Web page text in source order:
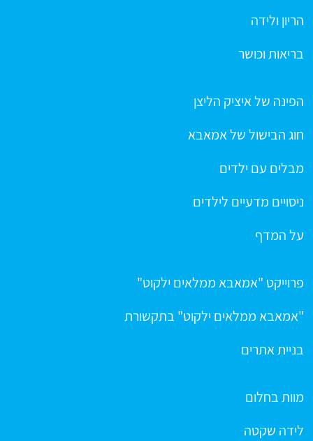
הריון ולידה
בריאות וכושר
הפינה של איציק הליצן
חוג הבישול של אמאבא
מבלים עם ילדים
ניסויים מדעיים לילדים
על המדף
פרוייקט "אמאבא ממלאים ילקוט"
"אמאבא ממלאים ילקוט" בתקשורת
בניית אתרים
מוות בחלום
לידה שקטה